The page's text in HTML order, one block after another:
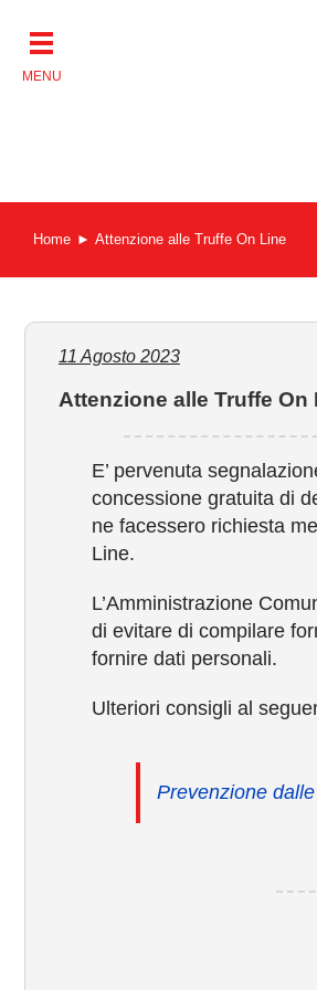
contenuto
Home Attenzione alle Truffe On Line
11 Agosto 2023
Attenzione alle Truffe On
E’ pervenuta
concessione gratuita di
ne facessero richiesta
Line.
L’Amministrazione
di evitare di compilare
fornire dati personali.
Ulteriori consigli al
Prevenzione